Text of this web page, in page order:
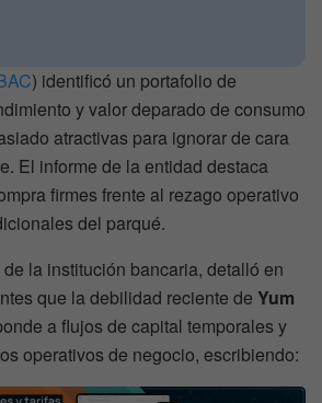
) identificó un portafolio de
y valor deparado de consumo
atractivas para ignorar de cara
El informe de la entidad destaca
firmes frente al rezago operativo
del parqué.
la institución bancaria, detalló en
que la debilidad reciente de Yum
a flujos de capital temporales y
operativos de negocio, escribiendo: